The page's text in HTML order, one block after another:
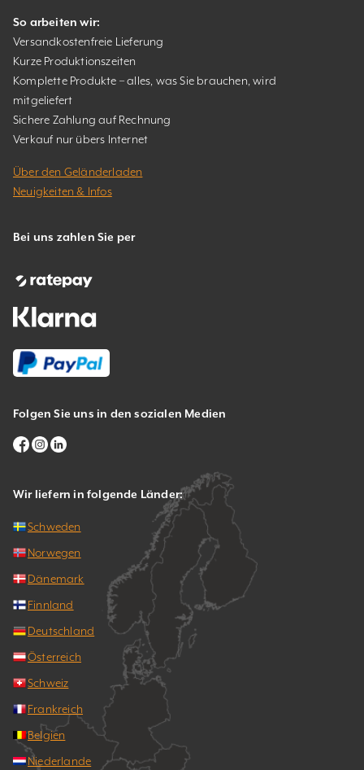
So arbeiten wir:
Versandkostenfreie Lieferung
Kurze Produktionszeiten
Komplette Produkte – alles, was Sie brauchen, wird
mitgeliefert
Sichere Zahlung auf Rechnung
Verkauf nur übers Internet
Über den Geländerladen
Neuigkeiten & Infos
Bei uns zahlen Sie per
Folgen Sie uns in den sozialen Medien
Wir liefern in folgende Länder:
Schweden
Norwegen
Dänemark
Finnland
Deutschland
Österreich
Schweiz
Frankreich
Belgien
Niederlande